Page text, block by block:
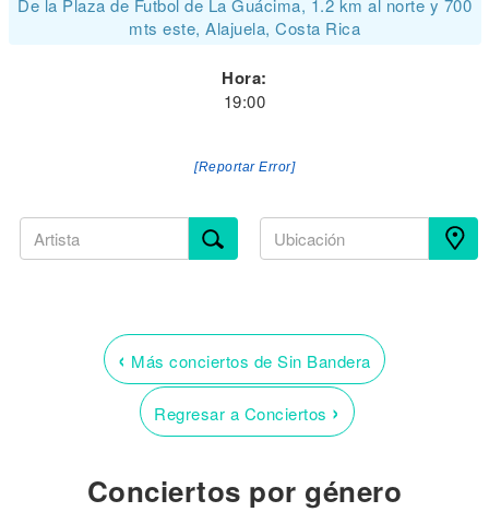
De la Plaza de Futbol de La Guácima, 1.2 km al norte y 700
mts este, Alajuela, Costa Rica
Hora:
19:00
[Reportar Error]
‹ Más conciertos de Sin Bandera
Regresar a Conciertos ›
Conciertos por género